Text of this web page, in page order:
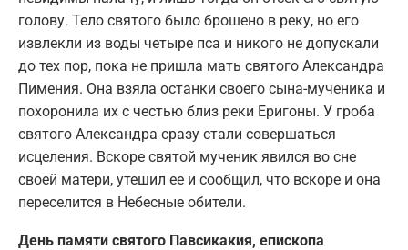
голову. Тело святого было брошено в реку, но его
извлекли из воды четыре пса и никого не допускали
до тех пор, пока не пришла мать святого Александра
Пимения. Она взяла останки своего сына-мученика и
похоронила их с честью близ реки Еригоны. У гроба
святого Александра сразу стали совершаться
исцеления. Вскоре святой мученик явился во сне
своей матери, утешил ее и сообщил, что вскоре и она
переселится в Небесные обители.
День памяти святого Павсикакия, епископа